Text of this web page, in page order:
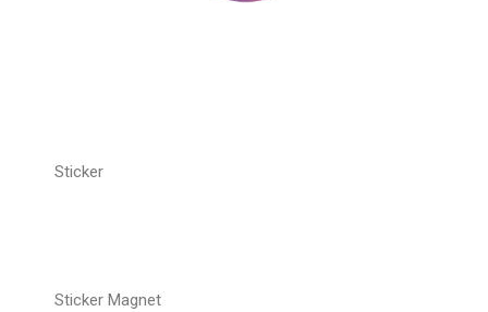
Sticker
Sticker Magnet